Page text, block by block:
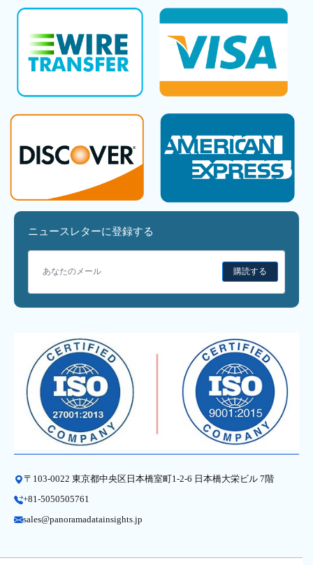
ニュースレターに登録する
購読する
〒103-0022 東京都中央区日本橋室町1-2-6 日本橋大栄ビル 7階
+81-5050505761
sales@panoramadatainsights.jp